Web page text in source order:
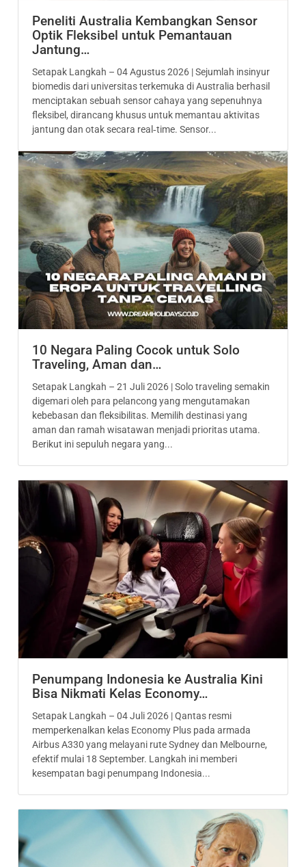
Peneliti Australia Kembangkan Sensor
Optik Fleksibel untuk Pemantauan
Jantung…
Setapak Langkah – 04 Agustus 2026 | Sejumlah insinyur
biomedis dari universitas terkemuka di Australia berhasil
menciptakan sebuah sensor cahaya yang sepenuhnya
fleksibel, dirancang khusus untuk memantau aktivitas
jantung dan otak secara real‑time. Sensor...
10 Negara Paling Cocok untuk Solo
Traveling, Aman dan…
Setapak Langkah – 21 Juli 2026 | Solo traveling semakin
digemari oleh para pelancong yang mengutamakan
kebebasan dan fleksibilitas. Memilih destinasi yang
aman dan ramah wisatawan menjadi prioritas utama.
Berikut ini sepuluh negara yang...
Penumpang Indonesia ke Australia Kini
Bisa Nikmati Kelas Economy…
Setapak Langkah – 04 Juli 2026 | Qantas resmi
memperkenalkan kelas Economy Plus pada armada
Airbus A330 yang melayani rute Sydney dan Melbourne,
efektif mulai 18 September. Langkah ini memberi
kesempatan bagi penumpang Indonesia...